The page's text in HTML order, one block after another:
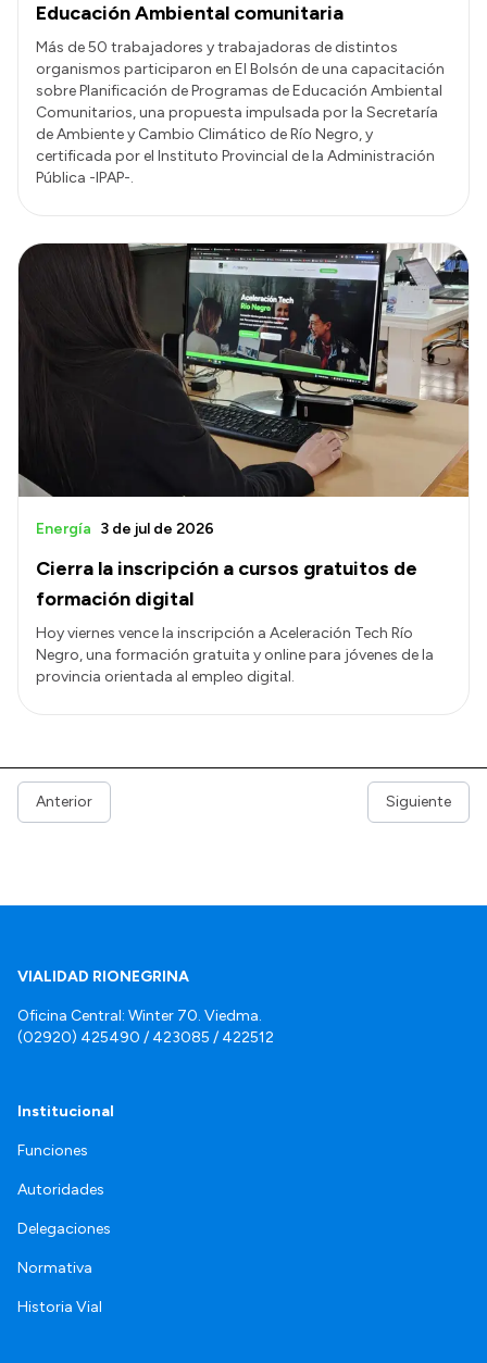
Educación Ambiental comunitaria
Más de 50 trabajadores y trabajadoras de distintos
organismos participaron en El Bolsón de una capacitación
sobre Planificación de Programas de Educación Ambiental
Comunitarios, una propuesta impulsada por la Secretaría
de Ambiente y Cambio Climático de Río Negro, y
certificada por el Instituto Provincial de la Administración
Pública -IPAP-.
Cierra la inscripción a cursos gratuitos de
formación digital
Energía 3 de jul de 2026
Hoy viernes vence la inscripción a Aceleración Tech Río
Negro, una formación gratuita y online para jóvenes de la
provincia orientada al empleo digital.
Anterior Siguiente
VIALIDAD RIONEGRINA
Oficina Central: Winter 70. Viedma.
(02920) 425490 / 423085 / 422512
Institucional
Funciones
Autoridades
Delegaciones
Normativa
Historia Vial